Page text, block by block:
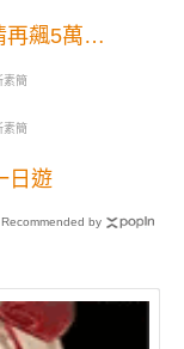
再飆5萬南
素簡
素簡
日遊
Recommended by